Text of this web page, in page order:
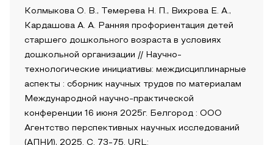
Колмыкова О. В., Темерева Н. П., Вихрова Е. А.,
Кардашова А. А. Ранняя профориентация детей
старшего дошкольного возраста в условиях
дошкольной организации // Научно-
технологические инициативы: междисциплинарные
аспекты : сборник научных трудов по материалам
Международной научно-практической
конференции 16 июня 2025г. Белгород : ООО
Агентство перспективных научных исследований
(АПНИ), 2025. С. 73-75. URL: